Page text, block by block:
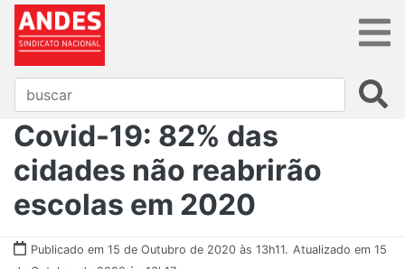
Covid-19: 82% das
cidades não reabrirão
escolas em 2020
Publicado em 15 de Outubro de 2020 às 13h11. Atualizado em 15